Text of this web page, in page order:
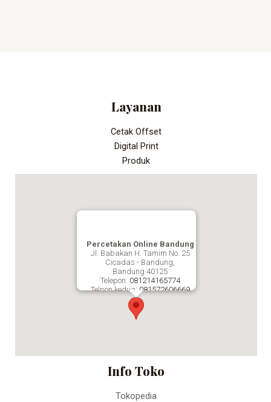
Layanan
Cetak Offset
Digital Print
Produk
Percetakan Online Bandung
Jl. Babakan H. Tamim No. 25
Cicadas - Bandung,
Bandung 40125
Telepon: 081214165774
Telpon kedua: 081572606669
Percetakan Online Bandung
Info Toko
Tokopedia